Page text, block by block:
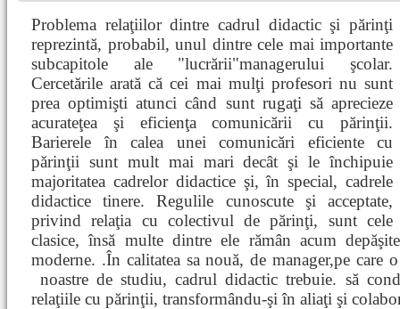
Problema relaţiilor dintre cadrul didactic şi părinţi
reprezintă, probabil, unul dintre cele mai importante
subcapitole ale "lucrării"managerului şcolar.
Cercetările arată că cei mai mulţi profesori nu sunt
prea optimişti atunci când sunt rugaţi să aprecieze
acurateţea şi eficienţa comunicării cu părinţii.
Barierele în calea unei comunicări eficiente cu
părinţii sunt mult mai mari decât şi le închipuie
majoritatea cadrelor didactice şi, în special, cadrele
didactice tinere. Regulile cunoscute şi acceptate,
privind relaţia cu colectivul de părinţi, sunt cele
clasice, însă multe dintre ele rămân acum
moderne. .În calitatea sa nouă, de manager,pe care
noastre de studiu, cadruldidactic trebuie. să
relaţiile cu părinţii, transformându-şi în aliaţi şi